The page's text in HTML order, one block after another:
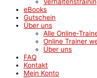
eBooks
Gutschein
Über uns
Alle Online-
Online Trainer
Über uns
FAQ
Kontakt
Mein Konto